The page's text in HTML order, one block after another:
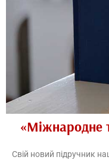
«Міжнародне
Свій новий підручник